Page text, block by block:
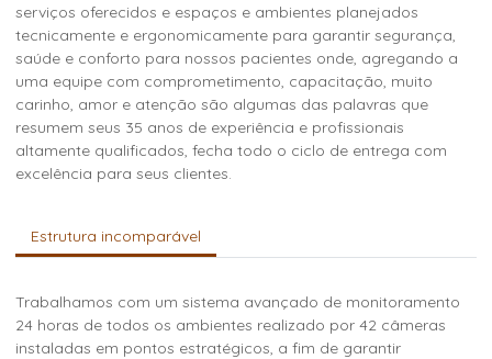
serviços oferecidos e espaços e ambientes planejados
tecnicamente e ergonomicamente para garantir segurança,
saúde e conforto para nossos pacientes onde, agregando a
uma equipe com comprometimento, capacitação, muito
carinho, amor e atenção são algumas das palavras que
resumem seus 35 anos de experiência e profissionais
altamente qualificados, fecha todo o ciclo de entrega com
excelência para seus clientes.
Estrutura incomparável
Trabalhamos com um sistema avançado de monitoramento
24 horas de todos os ambientes realizado por 42 câmeras
instaladas em pontos estratégicos, a fim de garantir